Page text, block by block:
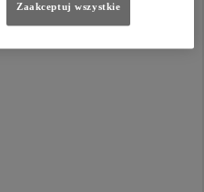
Zaakceptuj wszystkie